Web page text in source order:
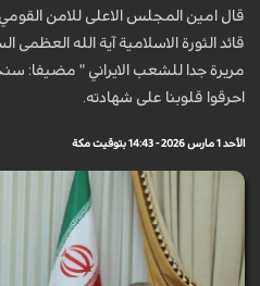
قال امين المجلس الاعلى للامن القومي
قائد الثورة الاسلامية آية الله العظمى
مريرة جدا للشعب الايراني " مضيفا:
احرقوا قلوبنا على شهادته.
الأحد 1 مارس 2026 - 14:43 بتوقيت مكة